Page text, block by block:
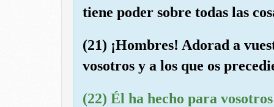
tiene poder sobre todas las
(21) ¡Hombres! Adorad a
vosotros y a los que os
(22) Él ha hecho para